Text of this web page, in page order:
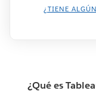
¿TIENE
¿Qué es